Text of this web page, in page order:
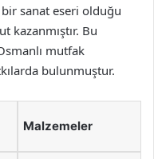
bir sanat eseri olduğu
kazanmıştır. Bu
mutfak
bulunmuştur.
Malzemeler